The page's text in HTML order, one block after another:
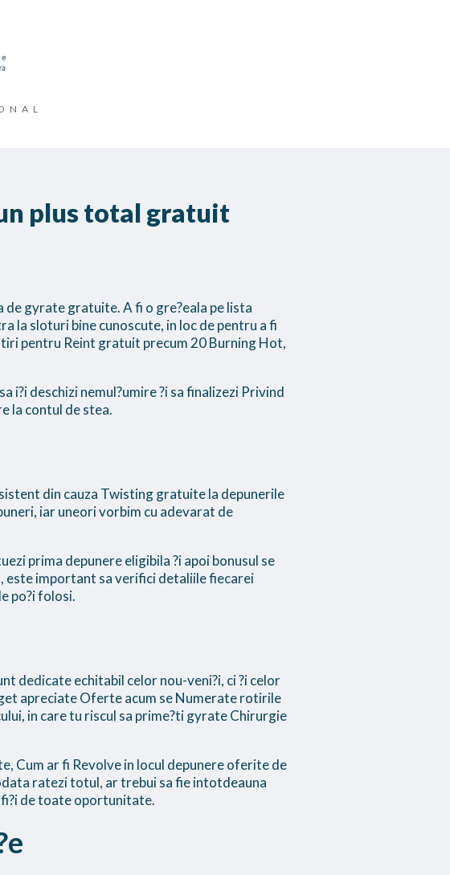
plus total gratuit
gyrate gratuite. A fi o gre?eala pe lista
la sloturi bine cunoscute, in loc de pentru a fi
pentru Reint gratuit precum 20 Burning Hot,
i?i deschizi nemul?umire ?i sa finalizezi Privind
la contul de stea.
din cauza Twisting gratuite la depunerile
iar uneori vorbim cu adevarat de
prima depunere eligibila ?i apoi bonusul se
este important sa verifici detaliile fiecarei
po?i folosi.
dedicate echitabil celor nou-veni?i, ci ?i celor
apreciate Oferte acum se Numerate rotirile
in care tu riscul sa prime?ti gyrate Chirurgie
Cum ar fi Revolve in locul depunere oferite de
ratezi totul, ar trebui sa fie intotdeauna
de toate oportunitate.